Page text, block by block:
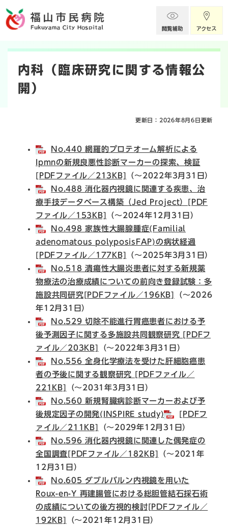
ジ
本
内科（臨床研究に関する情報公
開）
更新日：2026年8月6日更新
No.440 網羅的プロテオーム解析による
Ipmnの新規良悪性診断マーカーの探索、検証
[PDFファイル／213KB]
（～2022年3月31日）
No.488 消化器内視鏡に関連する疾患、治
療手技データベース構築（Jed Project）[PDF
ファイル／153KB]
（～2024年12月31日）
No.498 家族性大腸腺腫症(Familial
adenomatous polyposisFAP)の病状経過
[PDFファイル／177KB]
（～2025年3月31日）
No.518 潰瘍性大腸炎患者に対する新規薬
物療法の治療成績についての前向き登録試験：多
施設共同研究[PDFファイル／196KB]
（～2026
年12月31日）
No.529 切除不能進行胃癌患者における予
後予測因子に関する多施設共同観察研究 [PDFフ
ァイル／203KB]
（～2022年3月31日）
No.556 全身化学療法を受けた肝細胞癌患
者の予後に関する観察研究 [PDFファイル／
221KB]
（～2031年3月31日）
No.560 新規腎臓病診断マーカーおよび予
後規定因子の開発(INSPIRE study)
[PDFフ
ァイル／211KB]
（～2029年12月31日）
No.596 消化器内視鏡に関連した偶発症の
全国調査[PDFファイル／182KB]
（～2021年
12月31日）
No.605 ダブルバルン内視鏡を用いた
Roux-en-Y 再建腸管における総胆管結石採石術
の成績についての後方視的検討[PDFファイル／
192KB]
（～2021年12月31日）